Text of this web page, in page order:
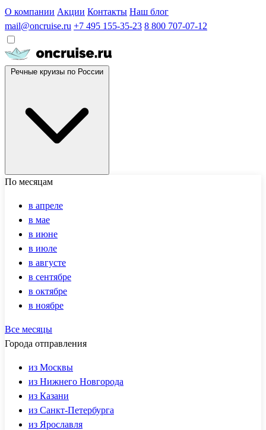
О компании Акции Контакты Наш блог
mail@oncruise.ru +7 495 155-35-23 8 800 707-07-12
По месяцам
в апреле
в мае
в июне
в июле
в августе
в сентябре
в октябре
в ноябре
Все месяцы
Города отправления
из Москвы
из Нижнего Новгорода
из Казани
из Санкт-Петербурга
из Ярославля